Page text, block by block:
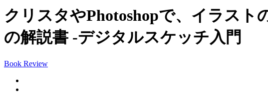
クリスタやPhotoshopで、イラス
の解説書 -デジタルスケッチ入門
Book Review